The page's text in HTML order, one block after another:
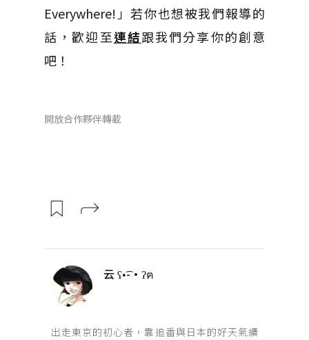
Everywhere!」若你也想被我們報導的
話，歡迎至連結跟我們分享你的創意
吧！
開放合作夥伴轉載
云 ʕ•͡-•ʔฅ
出走東京的初心者，靠追番與日本的好天氣續